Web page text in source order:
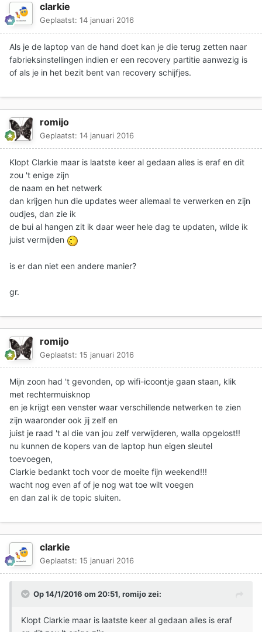
clarkie
Geplaatst: 14 januari 2016
Als je de laptop van de hand doet kan je die terug zetten naar
fabrieksinstellingen indien er een recovery partitie aanwezig is
of als je in het bezit bent van recovery schijfjes.
romijo
Geplaatst: 14 januari 2016
Klopt Clarkie maar is laatste keer al gedaan alles is eraf en dit
zou 't enige zijn
de naam en het netwerk
dan krijgen hun die updates weer allemaal te verwerken en zijn
oudjes, dan zie ik
de bui al hangen zit ik daar weer hele dag te updaten, wilde ik
juist vermijden
is er dan niet een andere manier?
gr.
romijo
Geplaatst: 15 januari 2016
Mijn zoon had 't gevonden, op wifi-icoontje gaan staan, klik
met rechtermuisknop
en je krijgt een venster waar verschillende netwerken te zien
zijn waaronder ook jij zelf en
juist je raad 't al die van jou zelf verwijderen, walla opgelost!!
nu kunnen de kopers van de laptop hun eigen sleutel
toevoegen,
Clarkie bedankt toch voor de moeite fijn weekend!!!
wacht nog even af of je nog wat toe wilt voegen
en dan zal ik de topic sluiten.
clarkie
Geplaatst: 15 januari 2016
Op 14/1/2016 om 20:51, romijo zei:
Klopt Clarkie maar is laatste keer al gedaan alles is eraf